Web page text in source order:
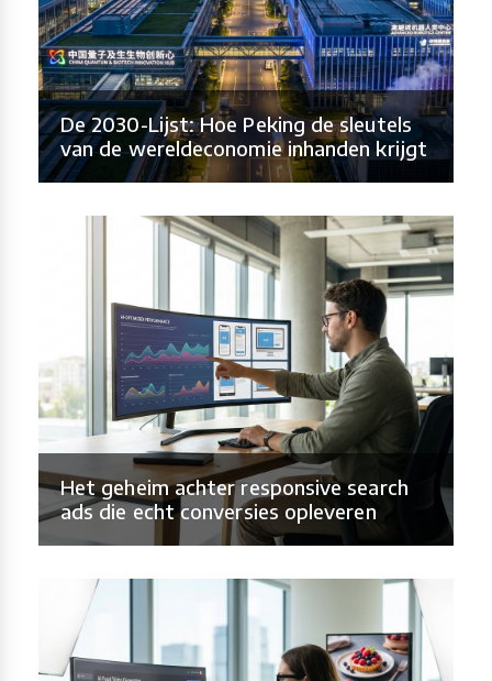
De 2030-Lijst: Hoe Peking de sleutels
van de wereldeconomie inhanden krijgt
Het geheim achter responsive search
ads die echt conversies opleveren